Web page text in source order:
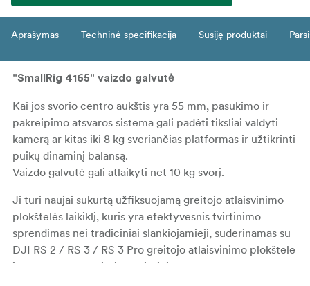
Aprašymas Techninė specifikacija Susiję produktai
"SmallRig 4165" vaizdo galvutė
Kai jos svorio centro aukštis yra 55 mm, pasukimo ir
pakreipimo atsvaros sistema gali padėti tiksliai valdyti
kamerą ar kitas iki 8 kg sveriančias platformas ir užtikrinti
puikų dinaminį balansą.
Vaizdo galvutė gali atlaikyti net 10 kg svorį.
Ji turi naujai sukurtą užfiksuojamą greitojo atlaisvinimo
plokštelės laikiklį, kuris yra efektyvesnis tvirtinimo
sprendimas nei tradiciniai slankiojamieji, suderinamas su
DJI RS 2 / RS 3 / RS 3 Pro greitojo atlaisvinimo plokštele
ir "Manfrotto" greitojo atlaisvinimo plokštele, kad būtų